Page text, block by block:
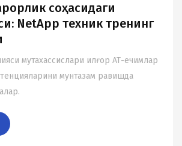
соҳасидаги
NetApp техник тренинг
мутахассислари илғор АТ-ечимлар
мунтазам равишда